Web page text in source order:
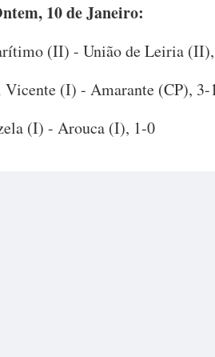
10 de Janeiro:
(II) - União de Leiria
(I) - Amarante (CP), 3-
(I) - Arouca (I), 1-0